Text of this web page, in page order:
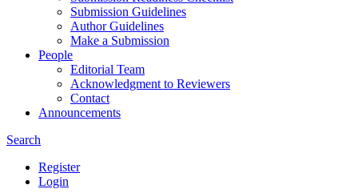
Submission Guidelines
Author Guidelines
Make a Submission
People
Editorial Team
Acknowledgment to Reviewers
Contact
Announcements
Search
Register
Login